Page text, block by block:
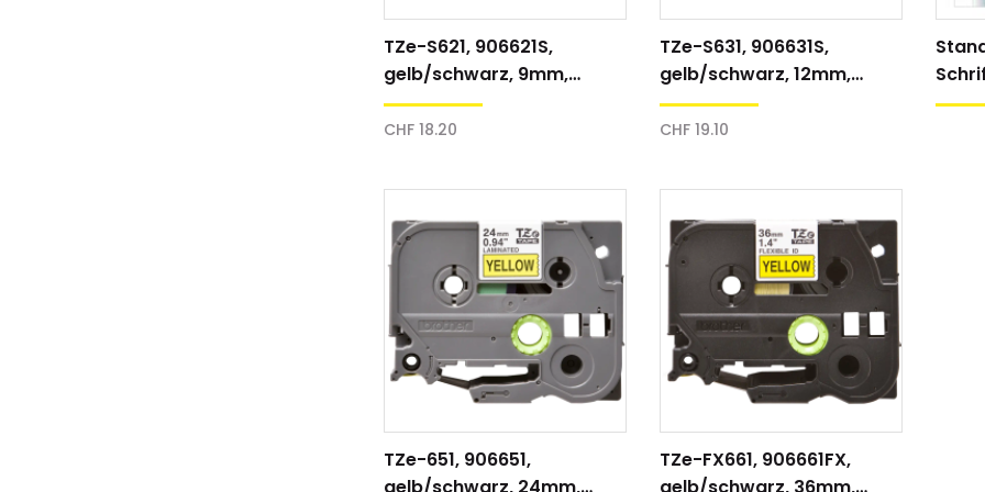
TZe-S621, 906621S,
gelb/schwarz, 9mm,
Schriftband
CHF 18.20
TZe-S631, 906631S,
gelb/schwarz, 12mm,
Schriftband
CHF 19.10
TZe-651, 906651,
TZe-FX661, 906661FX,